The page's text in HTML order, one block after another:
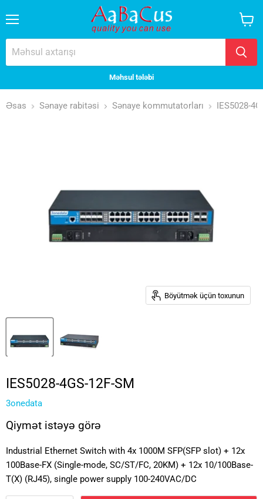
Məhsul tələbi
baxın
Əsas Sənaye rabitəsi Sənaye kommutatorları IES5028-
Böyütmək üçün toxunun
IES5028-4GS-12F-SM
3onedata
Qiymət istəyə görə
Industrial Ethernet Switch with 4x 1000M SFP(SFP slot) + 12x
100Base-FX (Single-mode, SC/ST/FC, 20KM) + 12x 10/100Base-
T(X) (RJ45), single power supply 100-240VAC/DC